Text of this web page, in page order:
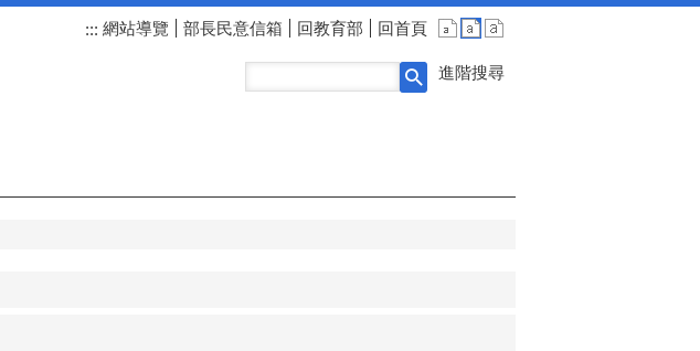
::: 網站導覽 部長民意信箱 回教育部 回首頁
進階搜尋